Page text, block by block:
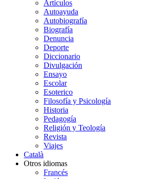
Artículos
Autoayuda
Autobiografía
Biografía
Denuncia
Deporte
Diccionario
Divulgación
Ensayo
Escolar
Esoterico
Filosofía y Psicología
Historia
Pedagogía
Religión y Teología
Revista
Viajes
Català
Otros idiomas
Francés